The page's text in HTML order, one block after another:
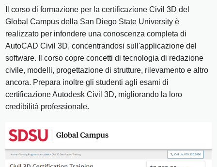
Il corso di formazione per la certificazione Civil 3D del
Global Campus della San Diego State University è
realizzato per infondere una conoscenza completa di
AutoCAD Civil 3D, concentrandosi sull'applicazione del
software. Il corso copre concetti di tecnologia di redazione
civile, modelli, progettazione di strutture, rilevamento e altro
ancora. Prepara inoltre gli studenti agli esami di
certificazione Autodesk Civil 3D, migliorando la loro
credibilità professionale.